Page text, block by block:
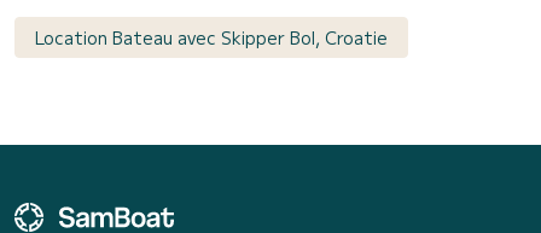
Location Bateau avec Skipper Bol, Croatie